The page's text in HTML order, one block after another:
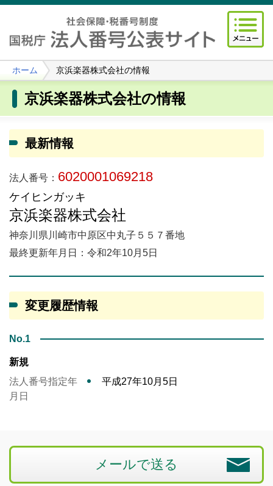
ホーム 京浜楽器株式会社の情報
京浜楽器株式会社の情報
最新情報
法人番号： 6020001069218
ケイヒンガッキ
京浜楽器株式会社
神奈川県川崎市中原区中丸子５５７番地
最終更新年月日：令和2年10月5日
変更履歴情報
No.1
新規
法人番号指定年
月日
平成27年10月5日
メールで送る